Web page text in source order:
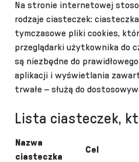
Na stronie internetowej
rodzaje ciasteczek:
tymczasowe pliki cookies,
przeglądarki użytkownika do
są niezbędne do
aplikacji i wyświetlania
trwałe – służą do
Lista ciasteczek,
Nazwa
ciasteczka
Cel